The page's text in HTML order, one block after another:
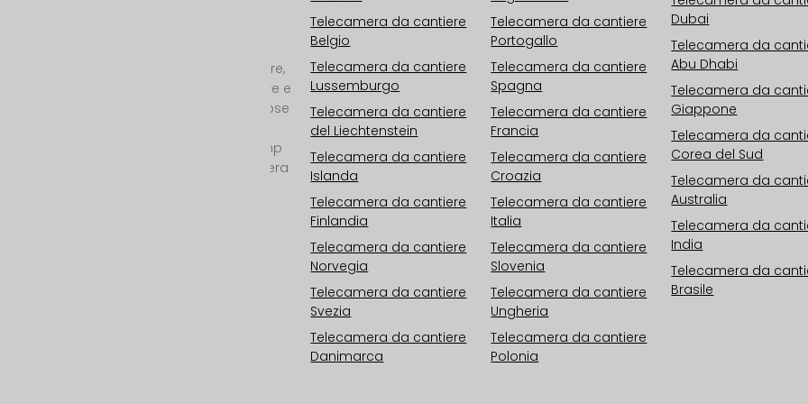
telecamere da cantiere,
time-lapse da cantiere e
documentari time-lapse
risoluzione da 6K/25mp
a 11K/100mp. Telecamera
Telecamera da cantiere
Belgio
Telecamera da cantiere
Lussemburgo
Telecamera da cantiere
del Liechtenstein
Telecamera da cantiere
Islanda
Telecamera da cantiere
Finlandia
Telecamera da cantiere
Norvegia
Telecamera da cantiere
Svezia
Telecamera da cantiere
Danimarca
Telecamera da cantiere
Portogallo
Telecamera da cantiere
Spagna
Telecamera da cantiere
Francia
Telecamera da cantiere
Croazia
Telecamera da cantiere
Italia
Telecamera da cantiere
Slovenia
Telecamera da cantiere
Ungheria
Telecamera da cantiere
Polonia
Dubai
Telecamera da
Abu Dhabi
Telecamera da
Giappone
Telecamera da
Corea del Sud
Telecamera da
Australia
Telecamera da
India
Telecamera da
Brasile